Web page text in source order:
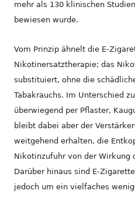
mehr als 130 klinischen
bewiesen wurde.
Vom Prinzip ähnelt die E-
Nikotinersatztherapie; das
substituiert, ohne die
Tabakrauchs. Im Unterschied
überwiegend per Pflaster,
bleibt dabei aber der
weitgehend erhalten, die
Nikotinzufuhr von der
Darüber hinaus sind E-
jedoch um ein vielfaches